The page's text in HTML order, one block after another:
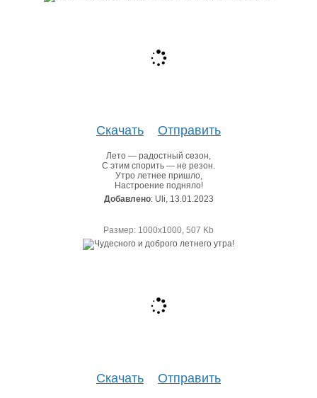
Скачать Отправить
Лето — радостный сезон,
С этим спорить — не резон.
Утро летнее пришло,
Настроение подняло!
Добавлено: Uli, 13.01.2023
Размер: 1000х1000, 507 Kb
Скачать Отправить